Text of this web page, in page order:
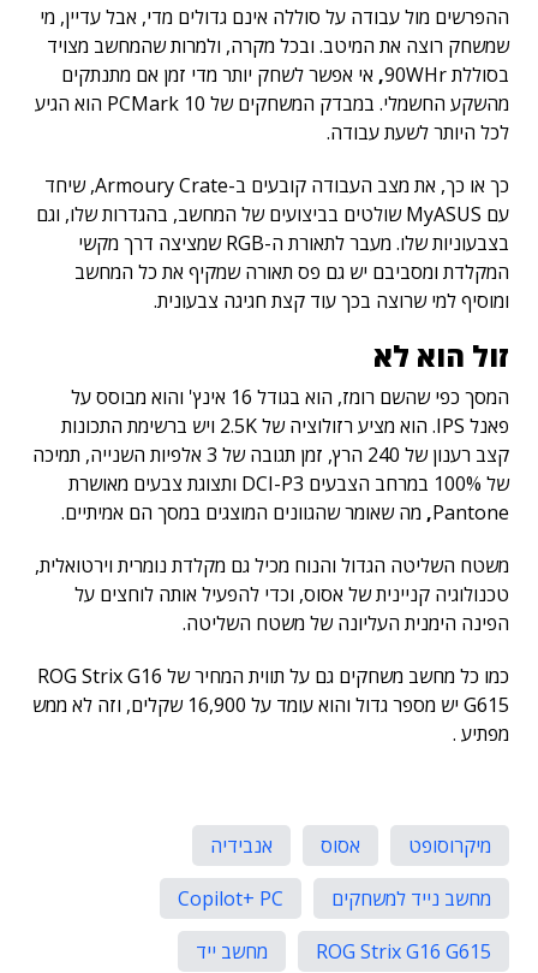
ההפרשים מול עבודה על סוללה אינם גדולים מדי, אבל עדיין, מי
שמשחק רוצה את המיטב. ובכל מקרה, ולמרות שהמחשב מצויד
בסוללת 90WHr
, אי אפשר לשחק יותר מדי זמן אם מתנתקים
מהשקע החשמלי. במבדק המשחקים של PCMark 10 הוא הגיע
לכל היותר לשעת עבודה.
כך או כך, את מצב העבודה קובעים ב-Armoury Crate, שיחד
עם MyASUS שולטים בביצועים של המחשב, בהגדרות שלו, וגם
בצבעוניות שלו. מעבר לתאורת ה-RGB שמציצה דרך מקשי
המקלדת ומסביבם יש גם פס תאורה שמקיף את כל המחשב
ומוסיף למי שרוצה בכך עוד קצת חגיגה צבעונית.
זול הוא לא
המסך כפי שהשם רומז, הוא בגודל 16 אינץ' והוא מבוסס על
פאנל IPS. הוא מציע רזולוציה של 2.5K ויש ברשימת התכונות
קצב רענון של 240 הרץ, זמן תגובה של 3 אלפיות השנייה, תמיכה
של 100% במרחב הצבעים DCI-P3 ותצוגת צבעים מאושרת
Pantone
, מה שאומר שהגוונים המוצגים במסך הם אמיתיים.
משטח השליטה הגדול והנוח מכיל גם מקלדת נומרית וירטואלית,
טכנולוגיה קניינית של אסוס, וכדי להפעיל אותה לוחצים על
הפינה הימנית העליונה של משטח השליטה.
כמו כל מחשב משחקים גם על תווית המחיר של ROG Strix G16
G615 יש מספר גדול והוא עומד על 16,900 שקלים, וזה לא ממש
מפתיע .
מיקרוסופט אסוס
אנבידיה
מחשב נייד למשחקים
Copilot+ PC
ROG Strix G16 G615
מחשב ייד